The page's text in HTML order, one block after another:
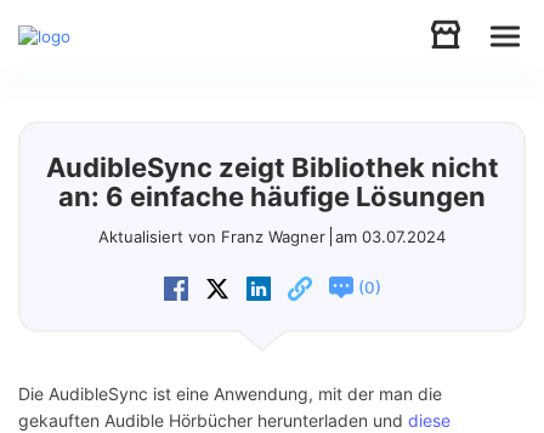
Video
Store
AudibleSync zeigt Bibliothek nicht
an: 6 einfache häufige Lösungen
Aktualisiert von Franz Wagner am 03.07.2024
(0)
Die AudibleSync ist eine Anwendung, mit der man die
gekauften Audible Hörbücher herunterladen und diese